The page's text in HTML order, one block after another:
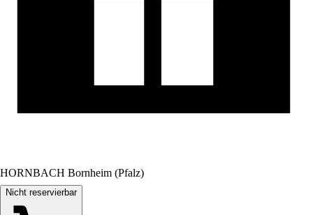
HORNBACH Bornheim (Pfalz)
Nicht reservierbar